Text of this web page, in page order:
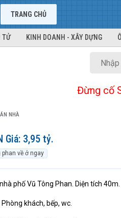
TRANG CHỦ
TỬ KINH DOANH - XÂY DỰNG
Đừng cố
NHÀ
Giá: 3,95 tỷ.
về ở ngay
phố Vũ Tông Phan. Diện tích
khách, bếp, wc.